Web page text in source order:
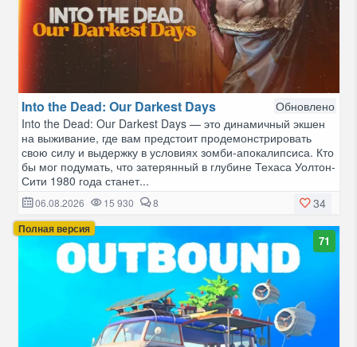
Into the Dead: Our Darkest Days
Обновлено
Into the Dead: Our Darkest Days — это динамичный экшен
на выживание, где вам предстоит продемонстрировать
свою силу и выдержку в условиях зомби-апокалипсиса. Кто
бы мог подумать, что затерянный в глубине Техаса Уолтон-
Сити 1980 года станет...
34
06.08.2026 15 930 8
Полная версия
71